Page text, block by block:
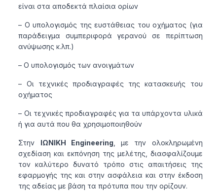
είναι στα αποδεκτά πλαίσια ορίων
– Ο υπολογισμός της ευστάθειας του οχήματος (για
παράδειγμα συμπεριφορά γερανού σε περίπτωση
ανύψωσης κ.λπ.)
– Ο υπολογισμός των ανοιγμάτων
– Οι τεχνικές προδιαγραφές της κατασκευής του
οχήματος
– Οι τεχνικές προδιαγραφές για τα υπάρχοντα υλικά
ή για αυτά που θα χρησιμοποιηθούν
Στην ΙΩΝΙΚΗ Engineering , με την ολοκληρωμένη
σχεδίαση και εκπόνηση της μελέτης, διασφαλίζουμε
τον καλύτερο δυνατό τρόπο στις απαιτήσεις της
εφαρμογής της και στην ασφάλεια και στην έκδοση
της αδείας με βάση τα πρότυπα που την ορίζουν.